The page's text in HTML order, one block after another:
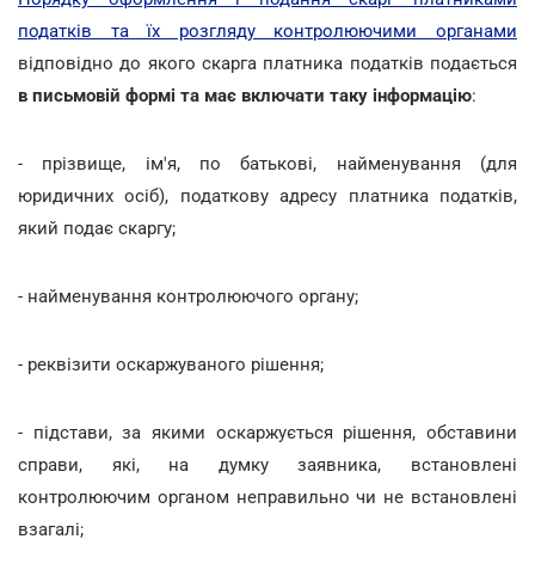
податків та їх розгляду контролюючими органами
відповідно до якого скарга платника податків подається
в письмовій формі та має включати таку інформацію:
- прізвище, ім'я, по батькові, найменування (для
юридичних осіб), податкову адресу платника податків,
який подає скаргу;
- найменування контролюючого органу;
- реквізити оскаржуваного рішення;
- підстави, за якими оскаржується рішення, обставини
справи, які, на думку заявника, встановлені
контролюючим органом неправильно чи не встановлені
взагалі;